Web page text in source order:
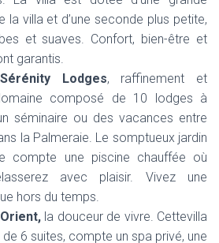
la villa et d’une seconde plus petite,
et suaves. Confort, bien-être et
garantis.
Lodges, raffinement et
composé de 10 lodges à
séminaire ou des vacances entre
la Palmeraie. Le somptueux jardin
compte une piscine chauffée où
avec plaisir. Vivez une
hors du temps.
la douceur de vivre. Cettevilla
6 suites, compte un spa privé, une